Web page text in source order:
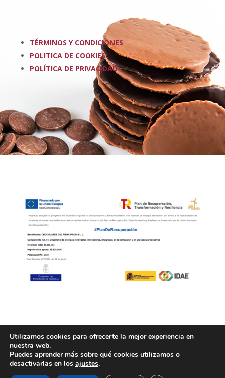
TÉRMINOS Y CONDICIONES
POLITICA DE COOKIES
POLÍTICA DE PRIVACIDAD
Utilizamos cookies para ofrecerte la mejor experiencia en
nuestra web.
Puedes aprender más sobre qué cookies utilizamos o
desactivarlas en los ajustes.